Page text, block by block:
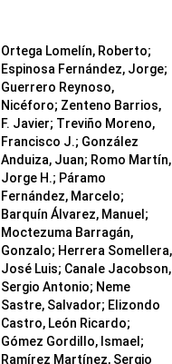
Ortega Lomelín, Roberto;
Espinosa Fernández, Jorge;
Guerrero Reynoso,
Nicéforo; Zenteno Barrios,
F. Javier; Treviño Moreno,
Francisco J.; González
Anduiza, Juan; Romo Martín,
Jorge H.; Páramo
Fernández, Marcelo;
Barquín Álvarez, Manuel;
Moctezuma Barragán,
Gonzalo; Herrera Somellera,
José Luis; Canale Jacobson,
Sergio Antonio; Neme
Sastre, Salvador; Elizondo
Castro, León Ricardo;
Gómez Gordillo, Ismael;
Ramírez Martínez, Sergio